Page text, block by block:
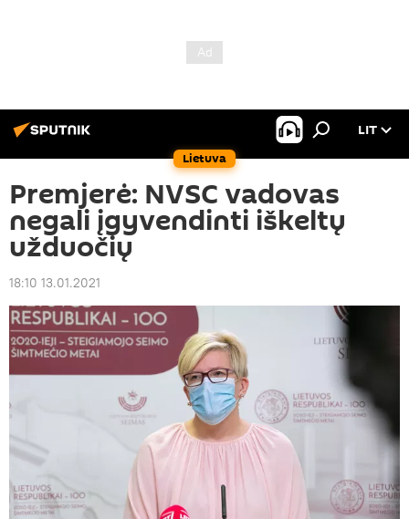
Lietuva
LIT
Premjerė: NVSC vadovas
negali įgyvendinti iškeltų
užduočių
18:10 13.01.2021